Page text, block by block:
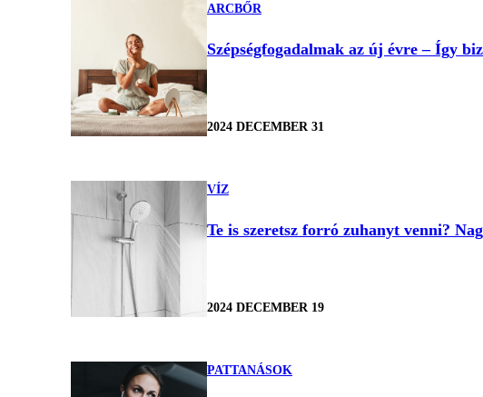
ARCBŐR
Szépségfogadalmak az új évre – Így
2024 DECEMBER 31
VÍZ
Te is szeretsz forró zuhanyt venni?
2024 DECEMBER 19
PATTANÁSOK